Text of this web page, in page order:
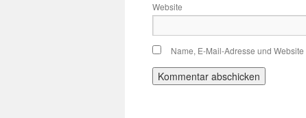
Website
Name, E-Mail-Adresse und